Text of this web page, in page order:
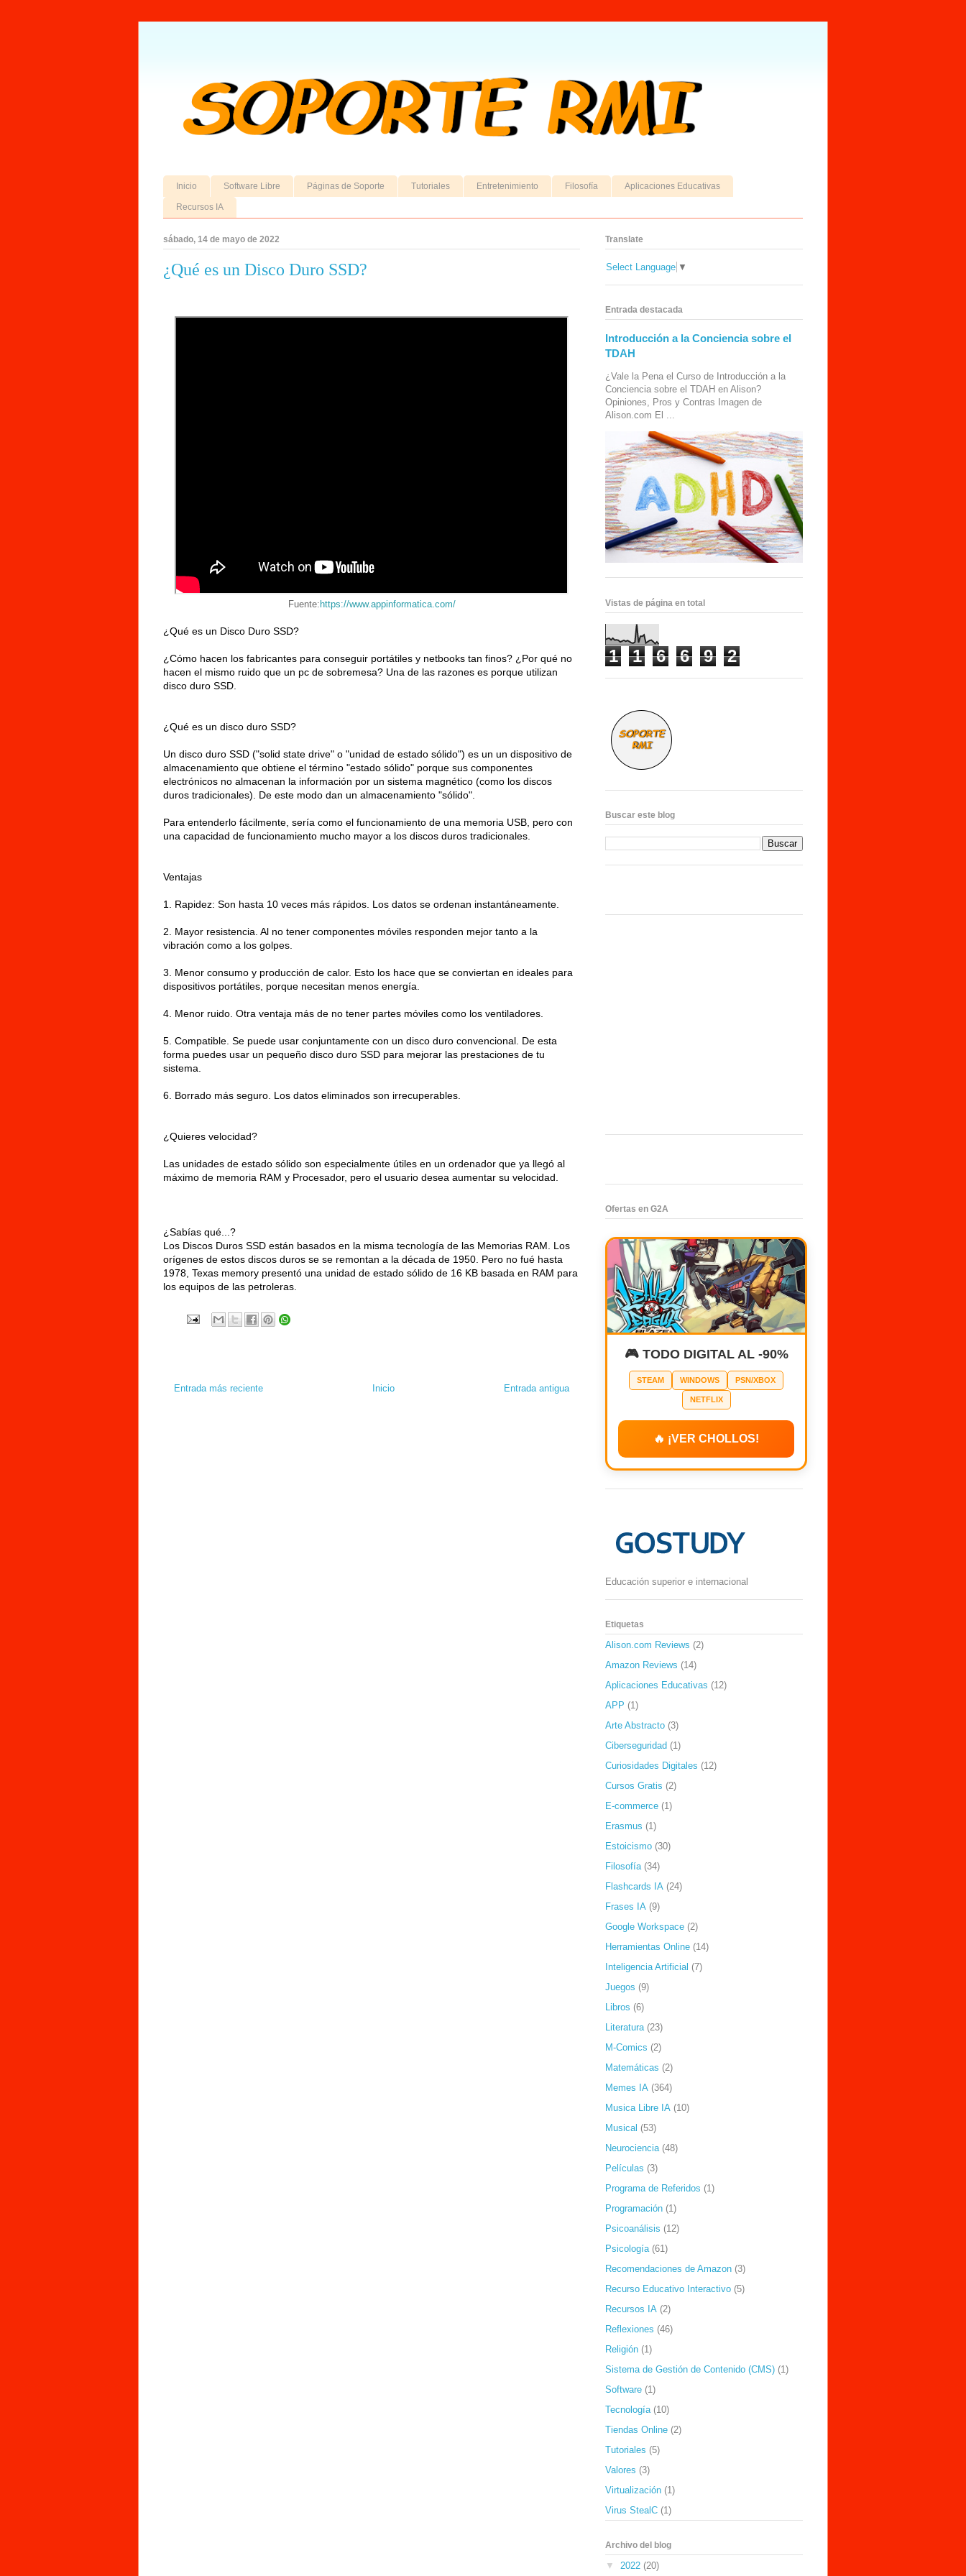
Inicio Software Libre Páginas de Soporte Tutoriales Entretenimiento Filosofía Aplicaciones Educativas
Recursos IA
sábado, 14 de mayo de 2022
¿Qué es un Disco Duro SSD?
Fuente: https://www.appinformatica.com/
¿Qué es un Disco Duro SSD?
¿Cómo hacen los fabricantes para conseguir portátiles y netbooks tan finos? ¿Por qué no
hacen el mismo ruido que un pc de sobremesa? Una de las razones es porque utilizan
disco duro SSD.
¿Qué es un disco duro SSD?
Un disco duro SSD ("solid state drive" o "unidad de estado sólido") es un un dispositivo de
almacenamiento que obtiene el término "estado sólido" porque sus componentes
electrónicos no almacenan la información por un sistema magnético (como los discos
duros tradicionales). De este modo dan un almacenamiento "sólido".
Para entenderlo fácilmente, sería como el funcionamiento de una memoria USB, pero con
una capacidad de funcionamiento mucho mayor a los discos duros tradicionales.
Ventajas
1. Rapidez: Son hasta 10 veces más rápidos. Los datos se ordenan instantáneamente.
2. Mayor resistencia. Al no tener componentes móviles responden mejor tanto a la
vibración como a los golpes.
3. Menor consumo y producción de calor. Esto los hace que se conviertan en ideales para
dispositivos portátiles, porque necesitan menos energía.
4. Menor ruido. Otra ventaja más de no tener partes móviles como los ventiladores.
5. Compatible. Se puede usar conjuntamente con un disco duro convencional. De esta
forma puedes usar un pequeño disco duro SSD para mejorar las prestaciones de tu
sistema.
6. Borrado más seguro. Los datos eliminados son irrecuperables.
¿Quieres velocidad?
Las unidades de estado sólido son especialmente útiles en un ordenador que ya llegó al
máximo de memoria RAM y Procesador, pero el usuario desea aumentar su velocidad.
¿Sabías qué...?
Los Discos Duros SSD están basados en la misma tecnología de las Memorias RAM. Los
orígenes de estos discos duros se se remontan a la década de 1950. Pero no fué hasta
1978, Texas memory presentó una unidad de estado sólido de 16 KB basada en RAM para
los equipos de las petroleras.
Entrada más reciente Entrada antigua
Inicio
Translate
Select Language ▼
Entrada destacada
Introducción a la Conciencia sobre el
TDAH
¿Vale la Pena el Curso de Introducción a la
Conciencia sobre el TDAH en Alison?
Opiniones, Pros y Contras Imagen de
Alison.com El ...
Vistas de página en total
1 1 6 6 9 2
Buscar este blog
Ofertas en G2A
🎮 TODO DIGITAL AL -90%
STEAM WINDOWS PSN/XBOX
NETFLIX
🔥 ¡VER CHOLLOS!
Educación superior e internacional
Etiquetas
Alison.com Reviews (2)
Amazon Reviews (14)
Aplicaciones Educativas (12)
APP (1)
Arte Abstracto (3)
Ciberseguridad (1)
Curiosidades Digitales (12)
Cursos Gratis (2)
E-commerce (1)
Erasmus (1)
Estoicismo (30)
Filosofía (34)
Flashcards IA (24)
Frases IA (9)
Google Workspace (2)
Herramientas Online (14)
Inteligencia Artificial (7)
Juegos (9)
Libros (6)
Literatura (23)
M-Comics (2)
Matemáticas (2)
Memes IA (364)
Musica Libre IA (10)
Musical (53)
Neurociencia (48)
Películas (3)
Programa de Referidos (1)
Programación (1)
Psicoanálisis (12)
Psicología (61)
Recomendaciones de Amazon (3)
Recurso Educativo Interactivo (5)
Recursos IA (2)
Reflexiones (46)
Religión (1)
Sistema de Gestión de Contenido (CMS) (1)
Software (1)
Tecnología (10)
Tiendas Online (2)
Tutoriales (5)
Valores (3)
Virtualización (1)
Virus StealC (1)
Archivo del blog
▼ 2022 (20)